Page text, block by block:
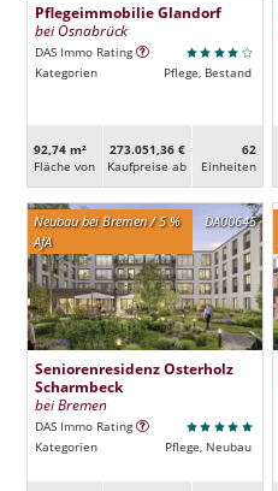
Pflegeimmobilie Glandorf
bei Osnabrück
DAS Immo Rating
Kategorien
Pflege, Bestand
92,74 m²
Fläche von
273.051,36 €
Kaufpreise ab
62
Ein­heiten
DA00645
Neubau bei Bremen / 5 %
AfA
Seniorenresidenz Osterholz
Scharmbeck
bei Bremen
DAS Immo Rating
Kategorien
Pflege, Neubau